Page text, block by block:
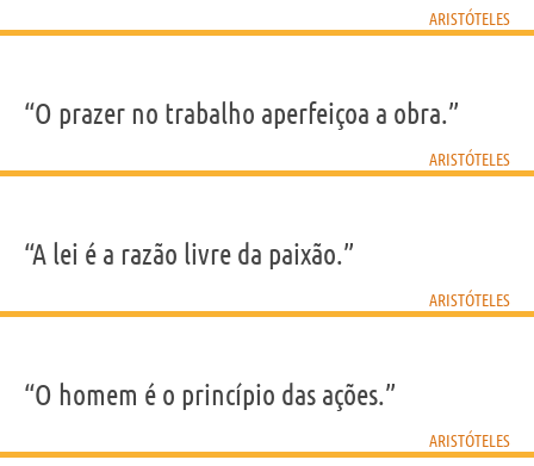
ARISTÓTELES
“O prazer no trabalho aperfeiçoa a obra.”
ARISTÓTELES
“A lei é a razão livre da paixão.”
ARISTÓTELES
“O homem é o princípio das ações.”
ARISTÓTELES